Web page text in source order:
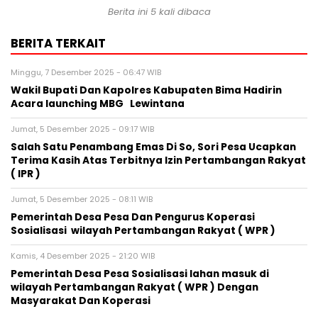
Berita ini 5 kali dibaca
BERITA TERKAIT
Minggu, 7 Desember 2025 - 06:47 WIB
Wakil Bupati Dan Kapolres Kabupaten Bima Hadirin
Acara launching MBG Lewintana
Jumat, 5 Desember 2025 - 09:17 WIB
Salah Satu Penambang Emas Di So, Sori Pesa Ucapkan
Terima Kasih Atas Terbitnya Izin Pertambangan Rakyat
( IPR )
Jumat, 5 Desember 2025 - 08:11 WIB
Pemerintah Desa Pesa Dan Pengurus Koperasi
Sosialisasi wilayah Pertambangan Rakyat ( WPR )
Kamis, 4 Desember 2025 - 21:20 WIB
Pemerintah Desa Pesa Sosialisasi lahan masuk di
wilayah Pertambangan Rakyat ( WPR ) Dengan
Masyarakat Dan Koperasi